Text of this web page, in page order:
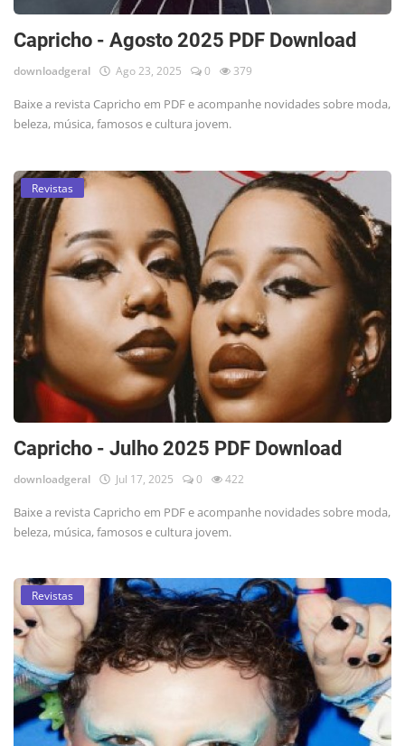
Capricho - Agosto 2025 PDF Download
downloadgeral Ago 23, 2025 0 379
Baixe a revista Capricho em PDF e acompanhe novidades sobre moda,
beleza, música, famosos e cultura jovem.
Revistas
Capricho - Julho 2025 PDF Download
downloadgeral Jul 17, 2025 0 422
Baixe a revista Capricho em PDF e acompanhe novidades sobre moda,
beleza, música, famosos e cultura jovem.
Revistas